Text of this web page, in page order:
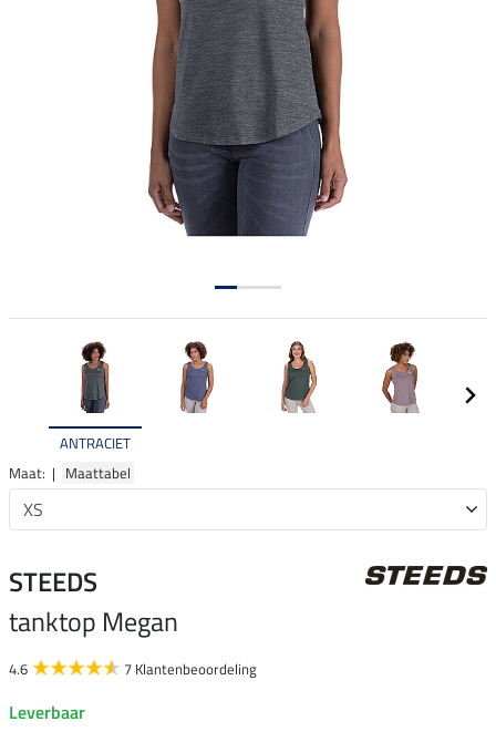
ANTRACIET
Maat: | Maattabel
STEEDS
tanktop Megan
4.6 7 Klantenbeoordeling
Leverbaar